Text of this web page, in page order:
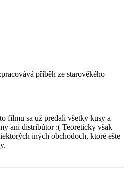
příběh ze starověkého
filmu sa už predali všetky kusy a
ani distribútor :( Teoreticky však
iných obchodoch, ktoré ešte